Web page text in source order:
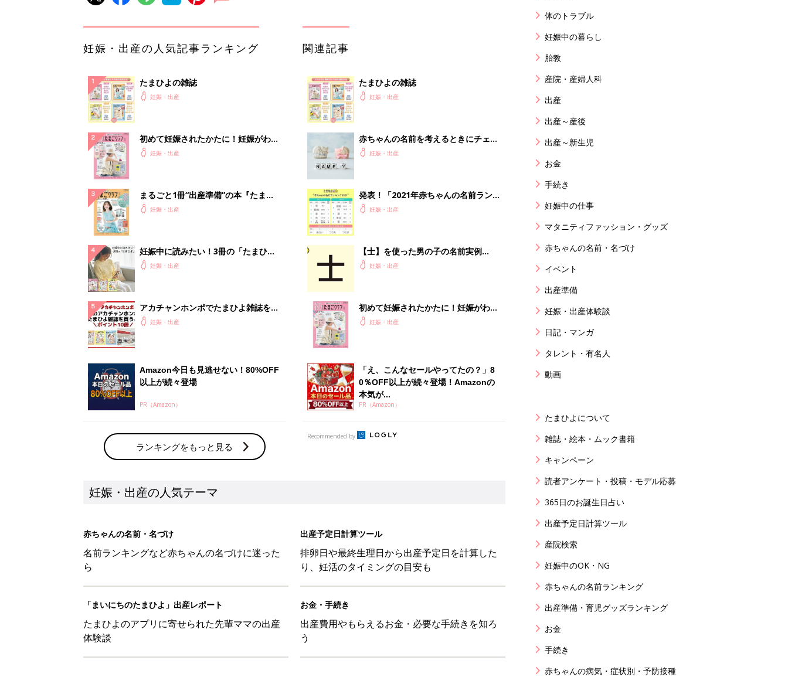
妊娠・出産の人気記事ランキング
たまひよの雑誌
妊娠・出産
初めて妊娠されたかたに！妊娠がわか
ったら最初に読む本『初めてのたまご
妊娠・出産
まるごと1冊“出産準備”の本『たまご
クラブ 夏号』〈スペシャル大特集〉
妊娠・出産
妊娠中に読みたい！3冊の「たまひ
よ」妊娠・出産
アカチャンホンポでたまひよ雑誌を買
うとポイント10倍【期間限定】
妊娠・出産
Amazon今日も見逃せない！80%OFF
以上が続々登場
PR（Amazon）
ランキングをもっと見る
関連記事
たまひよの雑誌
妊娠・出産
赤ちゃんの名前を考えるときにチェッ
クしたい、読み・漢字の傾向は？
妊娠・出産
発表！「2021年赤ちゃんの名前ラン
キング」 コロナ禍生まれの赤ちゃ
妊娠・出産
【士】を使った男の子の名前実例
100、漢字の意味と読み、名づけ体験
妊娠・出産
初めて妊娠されたかたに！妊娠がわか
ったら最初に読む本『初めてのたまご
妊娠・出産
「え、こんなセールやってたの？」8
0％OFF以上が続々登場！Amazonの
本気が...
PR（Amazon）
Recommended by
妊娠・出産の人気テーマ
赤ちゃんの名前・名づけ
名前ランキングなど赤ちゃんの名づけに迷った
ら
出産予定日計算ツール
排卵日や最終生理日から出産予定日を計算した
り、妊活のタイミングの目安も
「まいにちのたまひよ」出産レポート
たまひよのアプリに寄せられた先輩ママの出産
体験談
お金・手続き
出産費用やもらえるお金・必要な手続きを知ろ
う
体のトラブル
妊娠中の暮らし
胎教
産院・産婦人科
出産
出産～産後
出産～新生児
お金
手続き
妊娠中の仕事
マタニティファッション・グッズ
赤ちゃんの名前・名づけ
イベント
出産準備
妊娠・出産体験談
日記・マンガ
タレント・有名人
動画
たまひよについて
雑誌・絵本・ムック書籍
キャンペーン
読者アンケート・投稿・モデル応募
365日のお誕生日占い
出産予定日計算ツール
産院検索
妊娠中のOK・NG
赤ちゃんの名前ランキング
出産準備・育児グッズランキング
お金
手続き
赤ちゃんの病気・症状別・予防接種